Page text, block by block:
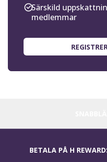
Särskild
medlemmar
BETALA PÅ H